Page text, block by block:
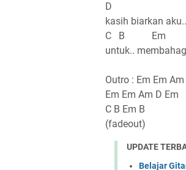
D
kasih biarkan aku..
C B Em
untuk..
Outro : Em Em Am
Em Em Am D Em
C B Em B
(fadeout)
UPDATE
Belajar